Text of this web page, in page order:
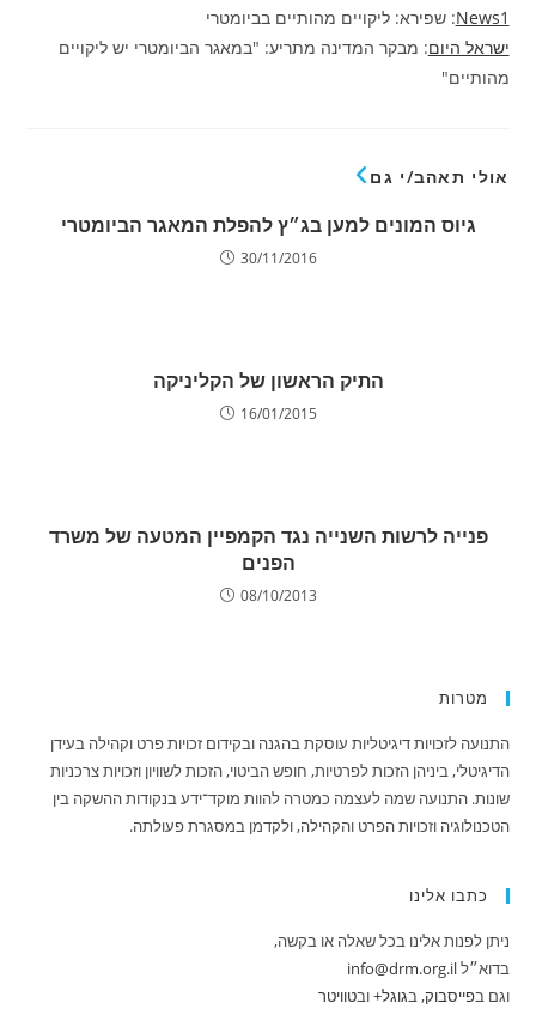
News1: שפירא: ליקויים מהותיים בביומטרי
ישראל היום: מבקר המדינה מתריע: "במאגר הביומטרי יש ליקויים
מהותיים"
אולי תאהב/י גם
גיוס המונים למען בג״ץ להפלת המאגר הביומטרי
30/11/2016
התיק הראשון של הקליניקה
16/01/2015
פנייה לרשות השנייה נגד הקמפיין המטעה של משרד
הפנים
08/10/2013
מטרות
התנועה לזכויות דיגיטליות עוסקת בהגנה ובקידום זכויות פרט וקהילה בעידן
הדיגיטלי, ביניהן הזכות לפרטיות, חופש הביטוי, הזכות לשוויון וזכויות צרכניות
שונות. התנועה שמה לעצמה כמטרה להוות מוקד־ידע בנקודות ההשקה בין
הטכנולוגיה וזכויות הפרט והקהילה, ולקדמן במסגרת פעולתה.
כתבו אלינו
ניתן לפנות אלינו בכל שאלה או בקשה,
בדוא״לinfo@drm.org.il
וגם ב‪פייסבוק‬‏, ב‪גוגל+ובטוויטר